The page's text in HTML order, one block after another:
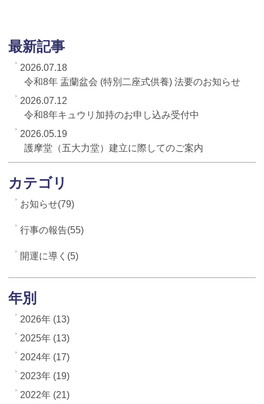
最新記事
2026.07.18
令和8年 盂蘭盆会 (特別二座式供養) 法要のお知らせ
2026.07.12
令和8年キュウリ加持のお申し込み受付中
2026.05.19
護摩堂（五大力堂）建立に際してのご案内
カテゴリ
お知らせ(79)
行事の報告(55)
開運に導く(5)
年別
2026年 (13)
2025年 (13)
2024年 (17)
2023年 (19)
2022年 (21)